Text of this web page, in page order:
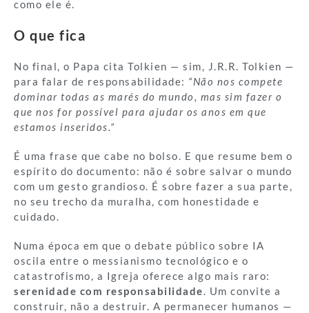
como ele é.
O que fica
No final, o Papa cita Tolkien — sim, J.R.R. Tolkien —
para falar de responsabilidade: “Não nos compete
dominar todas as marés do mundo, mas sim fazer o
que nos for possível para ajudar os anos em que
estamos inseridos.”
É uma frase que cabe no bolso. E que resume bem o
espírito do documento: não é sobre salvar o mundo
com um gesto grandioso. É sobre fazer a sua parte,
no seu trecho da muralha, com honestidade e
cuidado.
Numa época em que o debate público sobre IA
oscila entre o messianismo tecnológico e o
catastrofismo, a Igreja oferece algo mais raro:
serenidade com responsabilidade. Um convite a
construir, não a destruir. A permanecer humanos —